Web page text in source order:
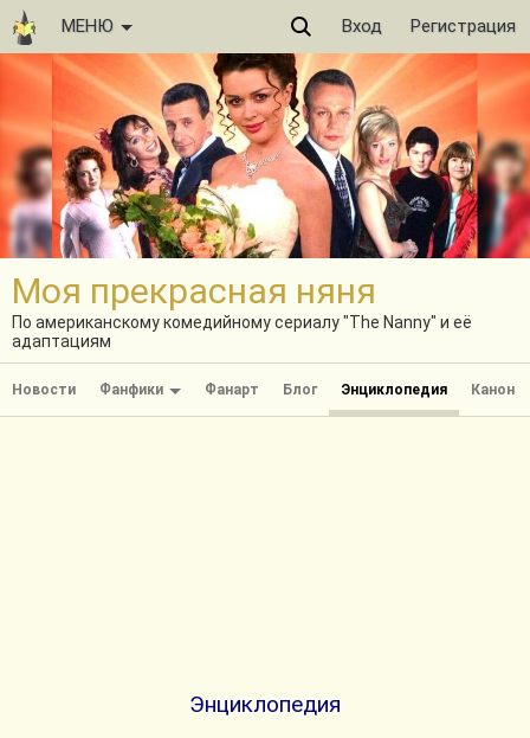
МЕНЮ Вход Регистрация
Моя прекрасная няня
По американскому комедийному сериалу "The Nanny" и её
адаптациям
Новости Фанфики Фанарт Блог Энциклопедия Канон
Энциклопедия